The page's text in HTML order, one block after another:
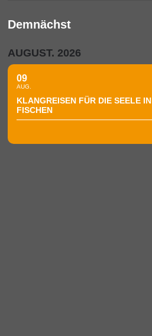
Demnächst
AUGUST. 2026
09
AUG.
KLANGREISEN FÜR DIE SEELE IN
FISCHEN